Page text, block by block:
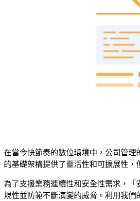
在當今快節奏的數位環境中，公司管
的基礎架構提供了靈活性和可擴展性，
為了支援業務連續性和安全性需求，「
規性並防範不斷演變的威脅。利用我們